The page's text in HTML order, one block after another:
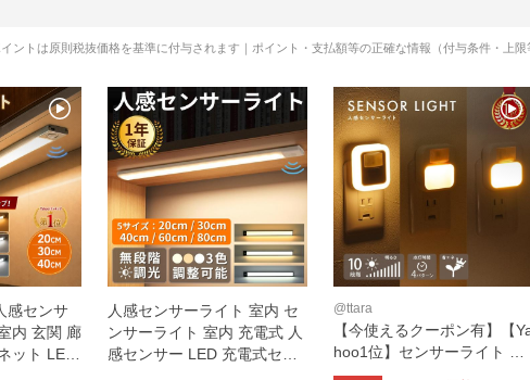
イントは原則税抜価格を基準に付与されます｜ポイント・支払額等の正確な情報（付与条件・上
感センサ
内 玄関 廊
ット LED
人感センサーライト 室内 セ
ンサーライト 室内 充電式 人
感センサー LED 充電式セン
@ttara
【今使えるクーポン有】【
hoo1位】センサーライト コ
ンセント ライト 2色展開 led